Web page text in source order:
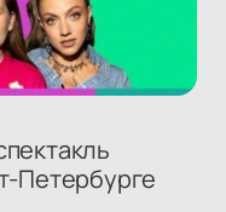
Петербурге